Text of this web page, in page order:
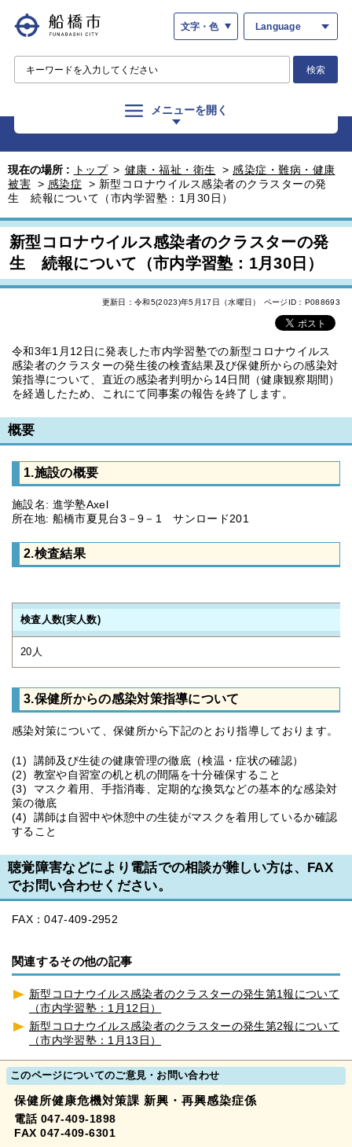
文字・色 Language
検索
メニューを開く
現在の場所 : トップ > 健康・福祉・衛生 > 感染症・難病・健康
被害 > 感染症 > 新型コロナウイルス感染者のクラスターの発
生 続報について（市内学習塾：1月30日）
新型コロナウイルス感染者のクラスターの発
生 続報について（市内学習塾：1月30日）
更新日：令和5(2023)年5月17日（水曜日） ページID：P088693
令和3年1月12日に発表した市内学習塾での新型コロナウイルス
感染者のクラスターの発生後の検査結果及び保健所からの感染対
策指導について、直近の感染者判明から14日間（健康観察期間）
を経過したため、これにて同事案の報告を終了します。
概要
1.施設の概要
施設名: 進学塾Axel
所在地: 船橋市夏見台3－9－1 サンロード201
2.検査結果
検査人数(実人数)
20人
3.保健所からの感染対策指導について
感染対策について、保健所から下記のとおり指導しております。
(1) 講師及び生徒の健康管理の徹底（検温・症状の確認）
(2) 教室や自習室の机と机の間隔を十分確保すること
(3) マスク着用、手指消毒、定期的な換気などの基本的な感染対
策の徹底
(4) 講師は自習中や休憩中の生徒がマスクを着用しているか確認
すること
聴覚障害などにより電話での相談が難しい方は、FAX
でお問い合わせください。
FAX：047-409-2952
関連するその他の記事
新型コロナウイルス感染者のクラスターの発生第1報について
（市内学習塾：1月12日）
新型コロナウイルス感染者のクラスターの発生第2報について
（市内学習塾：1月13日）
このページについてのご意見・お問い合わせ
保健所健康危機対策課 新興・再興感染症係
電話 047-409-1898
FAX 047-409-6301